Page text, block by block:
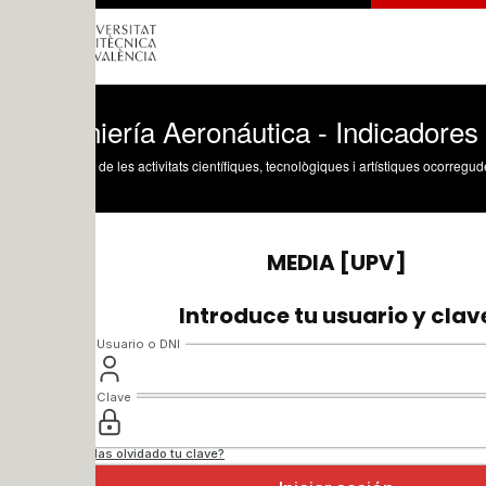
Aeronáutica - Indicadores de
les activitats científiques, tecnològiques i artístiques ocorregudes en els tres